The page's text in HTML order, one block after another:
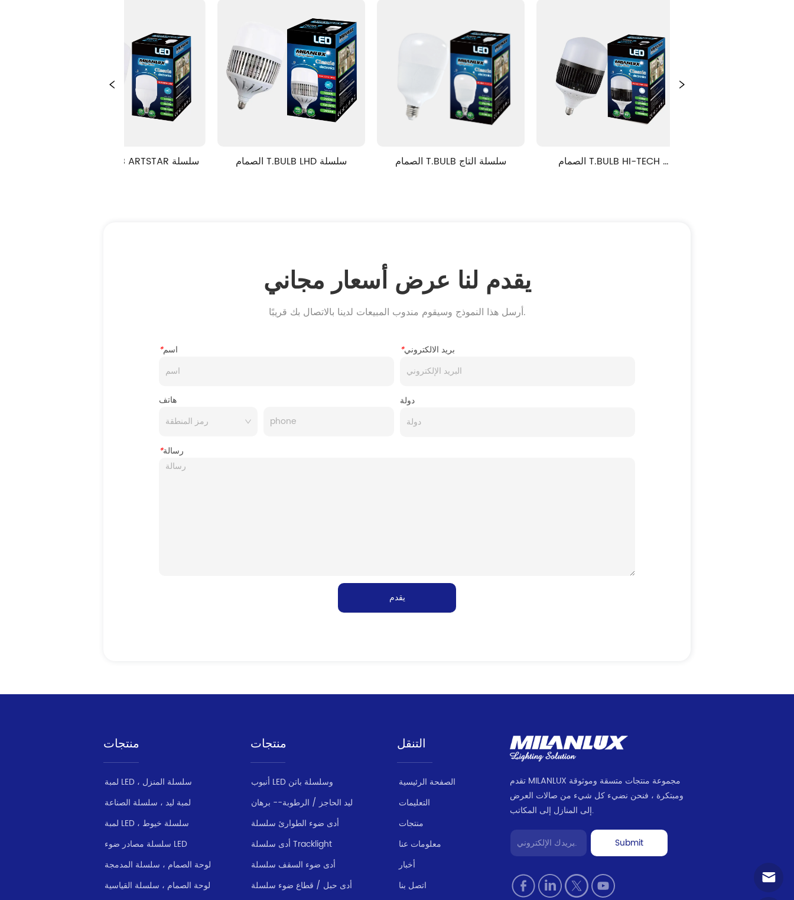
الصمام T.BULB LHD سلسلة الصمام T.BULB سلسلة التاج
الصمام T.BULB HI-TECH
الصمام T.BULB عالية الطاقة
يقدم لنا عرض أسعار مجاني
أرسل هذا النموذج وسيقوم مندوب المبيعات لدينا بالاتصال بك قريبًا.
*اسم *بريد الالكتروني
هاتف دولة
*رسالة
يقدم
منتجات
لمبة LED ، سلسلة المنزل
لمبة ليد ، سلسلة الصناعة
لمبة LED ، سلسلة خيوط
سلسلة مصادر ضوء LED
لوحة الصمام ، سلسلة المدمجة
لوحة الصمام ، سلسلة القياسية
منتجات
أنبوب LED وسلسلة باتن
ليد الحاجز / الرطوبة-- برهان
أدى ضوء الطوارئ سلسلة
أدى سلسلة Tracklight
أدى ضوء السقف سلسلة
أدى حبل / قطاع ضوء سلسلة
التنقل
الصفحة الرئيسية
التعليمات
منتجات
معلومات عنا
أخبار
اتصل بنا
تقدم MILANLUX مجموعة منتجات متسقة وموثوقة
ومبتكرة ، فنحن نضيء كل شيء من صالات العرض
إلى المنازل إلى المكاتب.
Submit